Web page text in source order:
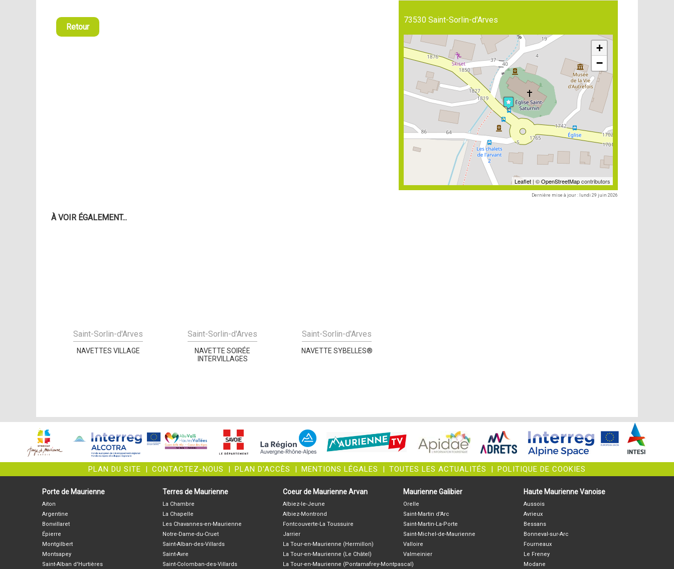
Retour
73530 Saint-Sorlin-d'Arves
+
−
Leaflet| ©OpenStreetMapcontributors
Dernière mise à jour : lundi 29 juin 2026
À VOIR ÉGALEMENT...
Saint-Sorlin-d'Arves
NAVETTES VILLAGE
Saint-Sorlin-d'Arves
NAVETTE SOIRÉE
INTERVILLAGES
Saint-Sorlin-d'Arves
NAVETTE SYBELLES®
PLAN DU SITE CONTACTEZ-NOUS PLAN D'ACCÈS MENTIONS LÉGALES TOUTES LES ACTUALITÉS POLITIQUE DE COOKIES
Porte de Maurienne
Aiton
Argentine
Bonvillaret
Épierre
Montgilbert
Montsapey
Saint-Alban d'Hurtières
Terres de Maurienne
La Chambre
La Chapelle
Les Chavannes-en-Maurienne
Notre-Dame-du-Cruet
Saint-Alban-des-Villards
Saint-Avre
Saint-Colomban-des-Villards
Coeur de Maurienne Arvan
Albiez-le-Jeune
Albiez-Montrond
Fontcouverte-La Toussuire
Jarrier
La Tour-en-Maurienne (Hermillon)
La Tour-en-Maurienne (Le Châtel)
La Tour-en-Maurienne (Pontamafrey-Montpascal)
Maurienne Galibier
Orelle
Saint-Martin d'Arc
Saint-Martin-La-Porte
Saint-Michel-de-Maurienne
Valloire
Valmeinier
Haute Maurienne Vanoise
Aussois
Avrieux
Bessans
Bonneval-sur-Arc
Fourneaux
Le Freney
Modane